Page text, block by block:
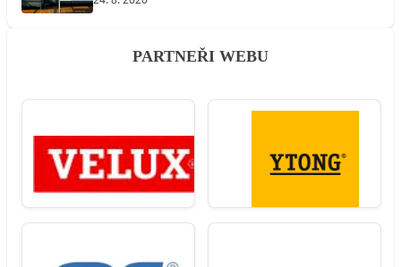
PARTNEŘI WEBU